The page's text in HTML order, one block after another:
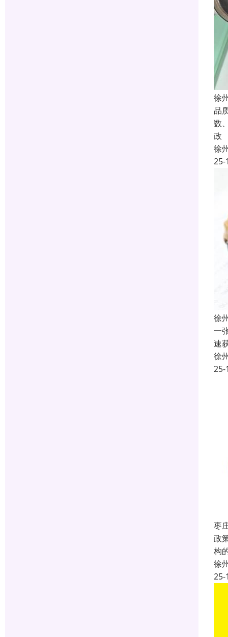
徐
品
数
政
徐
25-
徐
一
速
徐
25-
枣
政
构
徐
25-